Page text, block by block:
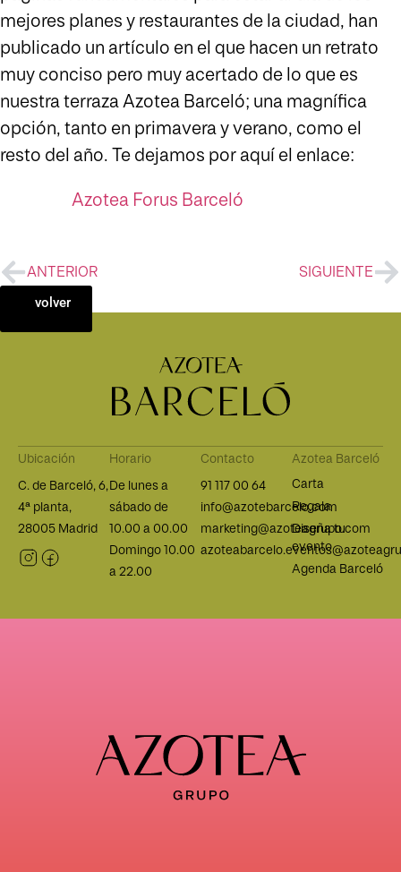
mejores planes y restaurantes de la ciudad, han
publicado un artículo en el que hacen un retrato
muy conciso pero muy acertado de lo que es
nuestra terraza Azotea Barceló; una magnífica
opción, tanto en primavera y verano, como el
resto del año. Te dejamos por aquí el enlace:
Azotea Forus Barceló
ANTERIOR SIGUIENTE
volver
Ubicación
C. de Barceló, 6,
4ª planta,
28005 Madrid
Horario
De lunes a
sábado de
10.00 a 00.00
Domingo 10.00
a 22.00
Contacto
91 117 00 64
info@azotebarcelo.com
marketing@azoteagrupo.com
Azotea Barceló
Carta
Regala
Diseña tu
evento
Agenda Barceló